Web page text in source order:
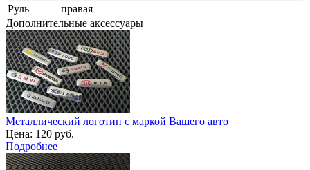
Руль
правая
Дополнительные аксессуары
Металлический логотип с маркой Вашего авто
Цена: 120 руб.
Подробнее